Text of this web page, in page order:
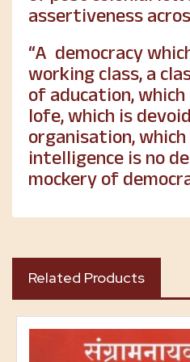
assertiveness
“A democracy
working class, a
of aducation,
lofe, which is
organisation,
intelligence is no
mockery of
Related Products